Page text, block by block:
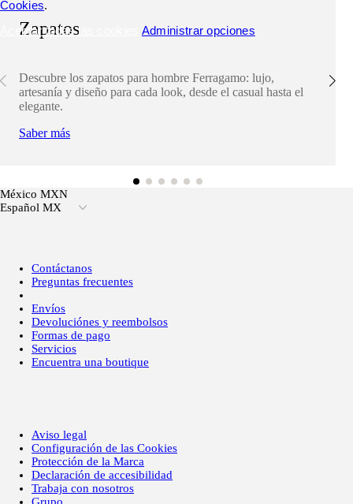
Zapatos
Descubre los zapatos para hombre Ferragamo: lujo,
artesanía y diseño para cada look, desde el casual hasta el
elegante.
Saber más
México MXN
Español MX
Contáctanos
Preguntas frecuentes
Envíos
Devoluciónes y reembolsos
Formas de pago
Servicios
Encuentra una boutique
Aviso legal
Configuración de las Cookies
Protección de la Marca
Declaración de accesibilidad
Trabaja con nosotros
Grupo
Cookies.
Aceptar todas las cookies
Administrar opciones